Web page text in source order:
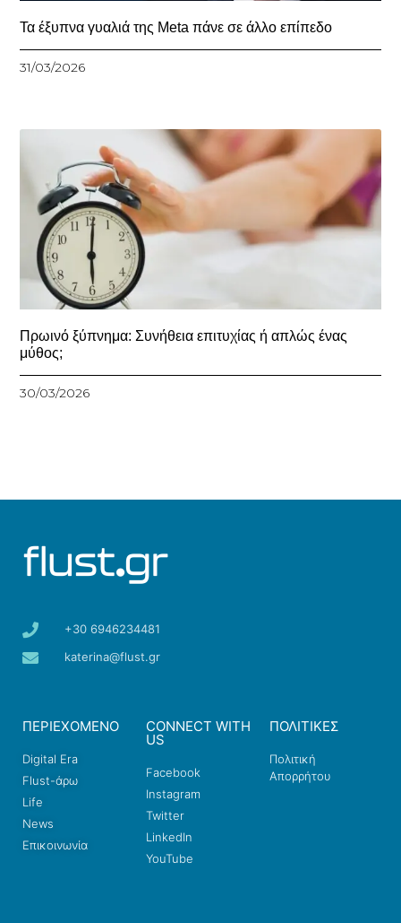
Τα έξυπνα γυαλιά της Meta πάνε σε άλλο επίπεδο
31/03/2026
Πρωινό ξύπνημα: Συνήθεια επιτυχίας ή απλώς ένας
μύθος;
30/03/2026
+30 6946234481
katerina@flust.gr
ΠΕΡΙΕΧΟΜΕΝΟ
Digital Era
Flust-άρω
Life
News
Επικοινωνία
CONNECT WITH
US
Facebook
Instagram
Twitter
LinkedIn
YouTube
ΠΟΛΙΤΙΚΕΣ
Πολιτική
Απορρήτου